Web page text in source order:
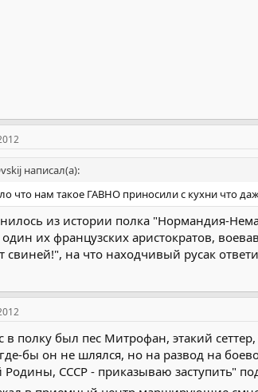
написал(а):
что нам такое ГАВНО приносили с кухни что
из истории полка "Нормандия-
один их французских аристократов,
свиней!", на что находчивый русак
в полку был пес Митрофан, этакий
бы он не шлялся, но на развод на
СССР - приказываю заступить"